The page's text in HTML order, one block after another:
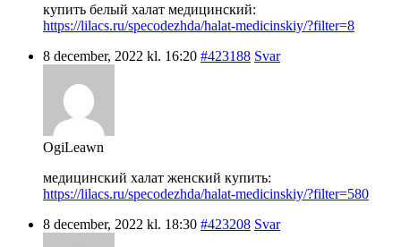
купить белый халат медицинский:
https://lilacs.ru/specodezhda/halat-medicinskiy/?filter=8
8 december, 2022 kl. 16:20 #423188 Svar
OgiLeawn
медицинский халат женский купить:
https://lilacs.ru/specodezhda/halat-medicinskiy/?filter=580
8 december, 2022 kl. 18:30 #423208 Svar